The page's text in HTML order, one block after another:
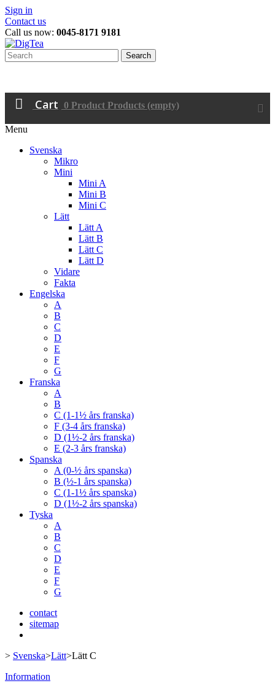
Sign in
Contact us
Call us now: 0045-8171 9181
Search
Cart 0 Product Products (empty)
Menu
Svenska
Mikro
Mini
Mini A
Mini B
Mini C
Lätt
Lätt A
Lätt B
Lätt C
Lätt D
Vidare
Fakta
Engelska
A
B
C
D
E
F
G
Franska
A
B
C (1-1½ års franska)
F (3-4 års franska)
D (1½-2 års franska)
E (2-3 års franska)
Spanska
A (0-½ års spanska)
B (½-1 års spanska)
C (1-1½ års spanska)
D (1½-2 års spanska)
Tyska
A
B
C
D
E
F
G
contact
sitemap
> Svenska>Lätt>Lätt C
Information